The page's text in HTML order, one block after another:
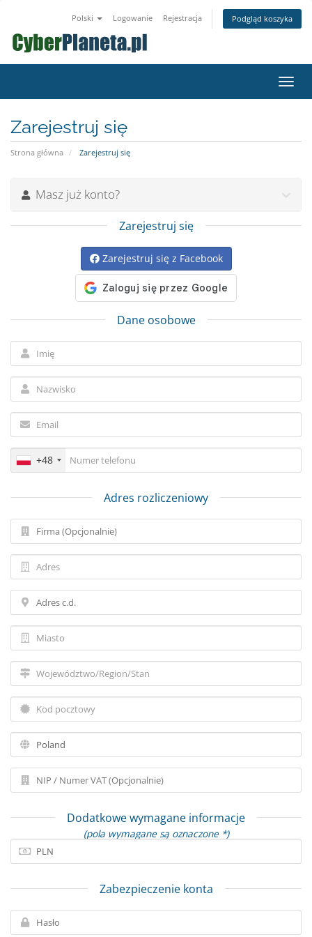
Polski Logowanie Rejestracja Podgląd koszyka
Zarejestruj się
Strona główna Zarejestruj się
Masz już konto?
Zarejestruj się
Zarejestruj się z Facebook
Dane osobowe
+48
Adres rozliczeniowy
Dodatkowe wymagane informacje
(pola wymagane są oznaczone *)
Zabezpieczenie konta